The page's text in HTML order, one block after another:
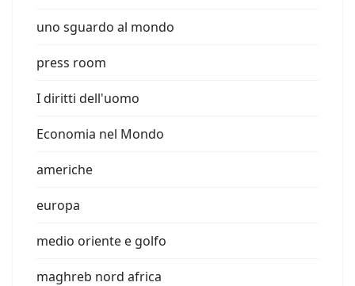
uno sguardo al mondo
press room
I diritti dell'uomo
Economia nel Mondo
americhe
europa
medio oriente e golfo
maghreb nord africa